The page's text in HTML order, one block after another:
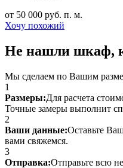
от 50 000 руб. п. м.
Хочу похожий
Не нашли шкаф,
Мы сделаем по Вашим
1
Размеры:Для расчета
Точные замеры выполнит
2
Ваши данные:Оставьте
вами свяжемся.
3
Отправка:Отправьте всю